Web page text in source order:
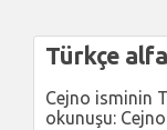
Türkçe
Cejno isminin
okunuşu: Cejno